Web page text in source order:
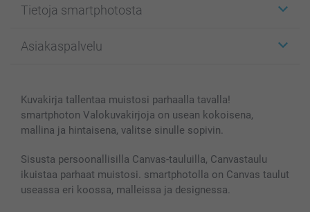
Kuvakortit
Kuvakirjat
Kännykkä & Tabletti
MyNameBook
Valokuvakehykset & Lisätarvikkeet
Lahjakortti
Kaikki kuvatuotteet
Tietoja smartphotosta
Affiliate ohjelma
Sivukartta
Ehdot/takuut
Asiakaspalvelu
smartbonus
Hinnat & maksutavat
Kuvakirja tallentaa muistosi parhaalla tavalla!
smartphoton Valokuvakirjoja on usean kokoisena,
mallina ja hintaisena, valitse sinulle sopivin.
Sisusta persoonallisilla Canvas-tauluilla, Canvastaulu
ikuistaa parhaat muistosi. smartphotolla on Canvas taulut
useassa eri koossa, malleissa ja designessa.